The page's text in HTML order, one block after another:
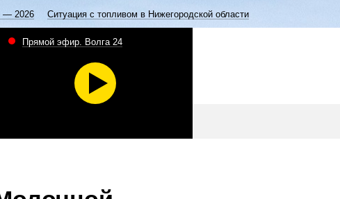
— 2026 Ситуация с топливом в Нижегородской области
Прямой эфир. Волга 24